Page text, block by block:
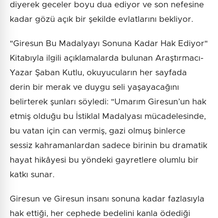
diyerek geceler boyu dua ediyor ve son nefesine
kadar gözü açık bir şekilde evlatlarını bekliyor.
"Giresun Bu Madalyayı Sonuna Kadar Hak Ediyor"
Kitabıyla ilgili açıklamalarda bulunan Araştırmacı-
Yazar Şaban Kutlu, okuyucuların her sayfada
derin bir merak ve duygu seli yaşayacağını
belirterek şunları söyledi: "Umarım Giresun’un hak
etmiş olduğu bu İstiklal Madalyası mücadelesinde,
bu vatan için can vermiş, gazi olmuş binlerce
sessiz kahramanlardan sadece birinin bu dramatik
hayat hikâyesi bu yöndeki gayretlere olumlu bir
katkı sunar.
Giresun ve Giresun insanı sonuna kadar fazlasıyla
hak ettiği, her cephede bedelini kanla ödediği